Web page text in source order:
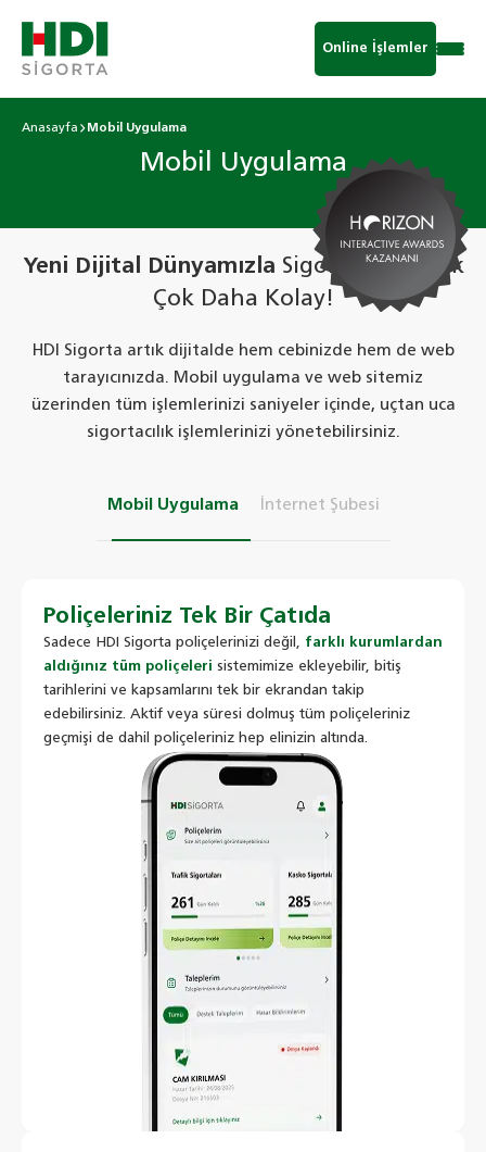
Online İşlemler
Anasayfa Mobil Uygulama
Mobil Uygulama
Yeni Dijital Dünyamızla Sigortacılık Artık
Çok Daha Kolay!
HDI Sigorta artık dijitalde hem cebinizde hem de web
tarayıcınızda. Mobil uygulama ve web sitemiz
üzerinden tüm işlemlerinizi saniyeler içinde, uçtan uca
sigortacılık işlemlerinizi yönetebilirsiniz.
Mobil Uygulama İnternet Şubesi
Poliçeleriniz Tek Bir Çatıda
Sadece HDI Sigorta poliçelerinizi değil, farklı kurumlardan
aldığınız tüm poliçeleri sistemimize ekleyebilir, bitiş
tarihlerini ve kapsamlarını tek bir ekrandan takip
edebilirsiniz. Aktif veya süresi dolmuş tüm poliçeleriniz
geçmişi de dahil poliçeleriniz hep elinizin altında.